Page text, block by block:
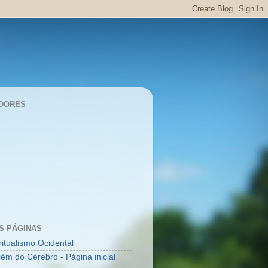
PÁGINAS
Ocidental
do Cérebro - Página inicial